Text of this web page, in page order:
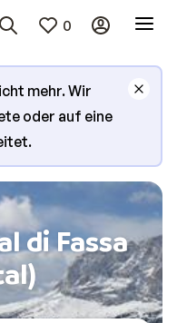
0
mehr. Wir
oder auf eine
di Fassa